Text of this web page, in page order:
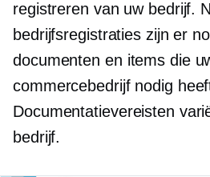
registreren van uw bedrijf.
bedrijfsregistraties zijn er
documenten en items die
commercebedrijf nodig
Documentatievereisten
bedrijf.